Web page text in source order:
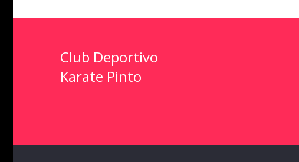
Club Deportivo
Karate Pinto